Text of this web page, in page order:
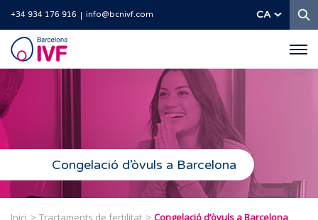
+34 934 176 916 info@bcnivf.com CA
Barcelona
IVF
Congelació d’òvuls a Barcelona
Inici Tractaments de fertilitat Congelació d’òvuls a Barcelona